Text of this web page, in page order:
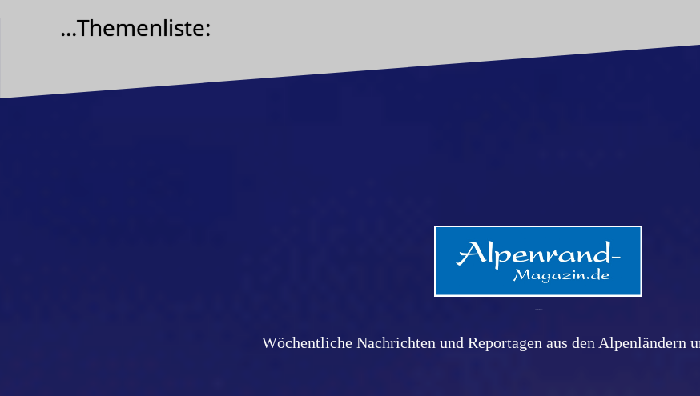
...Themenliste:
Wöchentliche Nachrichten und Reportagen aus den Alpenländern